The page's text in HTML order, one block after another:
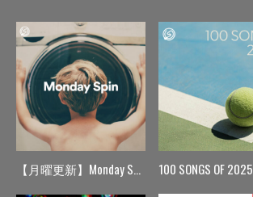
【月曜更新】Monday Spin 100 SONGS OF 2025